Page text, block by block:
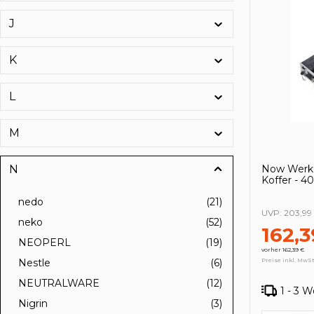
J
K
L
M
N
(21)
nedo
(52)
neko
(19)
NEOPERL
(6)
Nestle
(12)
NEUTRALWARE
(3)
Nigrin
Now
Koffer -
vorher 162,39 €
UVP:
Preise inkl.
1 - 3